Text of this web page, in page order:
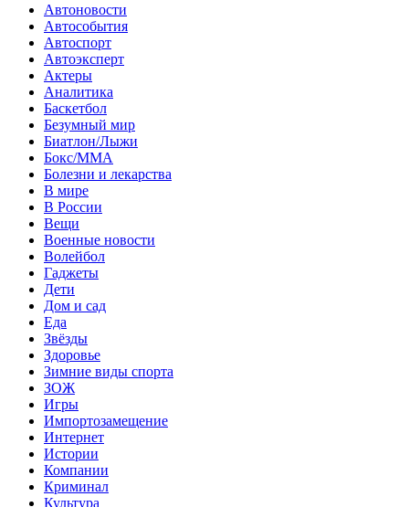
Автоновости
Автособытия
Автоспорт
Автоэксперт
Актеры
Аналитика
Баскетбол
Безумный мир
Биатлон/Лыжи
Бокс/MMA
Болезни и лекарства
В мире
В России
Вещи
Военные новости
Волейбол
Гаджеты
Дети
Дом и сад
Еда
Звёзды
Здоровье
Зимние виды спорта
ЗОЖ
Игры
Импортозамещение
Интернет
Истории
Компании
Криминал
Культура